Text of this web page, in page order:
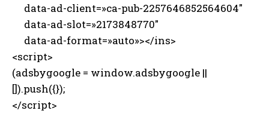
data-ad-client=»ca-pub-2257646852564604″
data-ad-slot=»2173848770″
data-ad-format=»auto»></ins>
<script>
(adsbygoogle = window.adsbygoogle ||
[]).push({});
</script>